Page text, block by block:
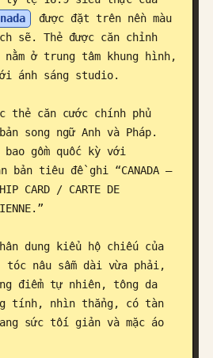
được đặt trên nền màu
sẽ. Thẻ được căn chỉnh
ở trung tâm khung hình,
ánh sáng studio.
thẻ căn cước chính phủ
song ngữ Anh và Pháp.
gồm quốc kỳ với
bản tiêu đề ghi “CANADA –
CARD / CARTE DE
dung kiểu hộ chiếu của
tóc nâu sẫm dài vừa phải,
điểm tự nhiên, tông da
tính, nhìn thẳng, có tàn
sức tối giản và mặc áo